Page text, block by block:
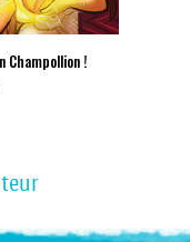
Champollion !